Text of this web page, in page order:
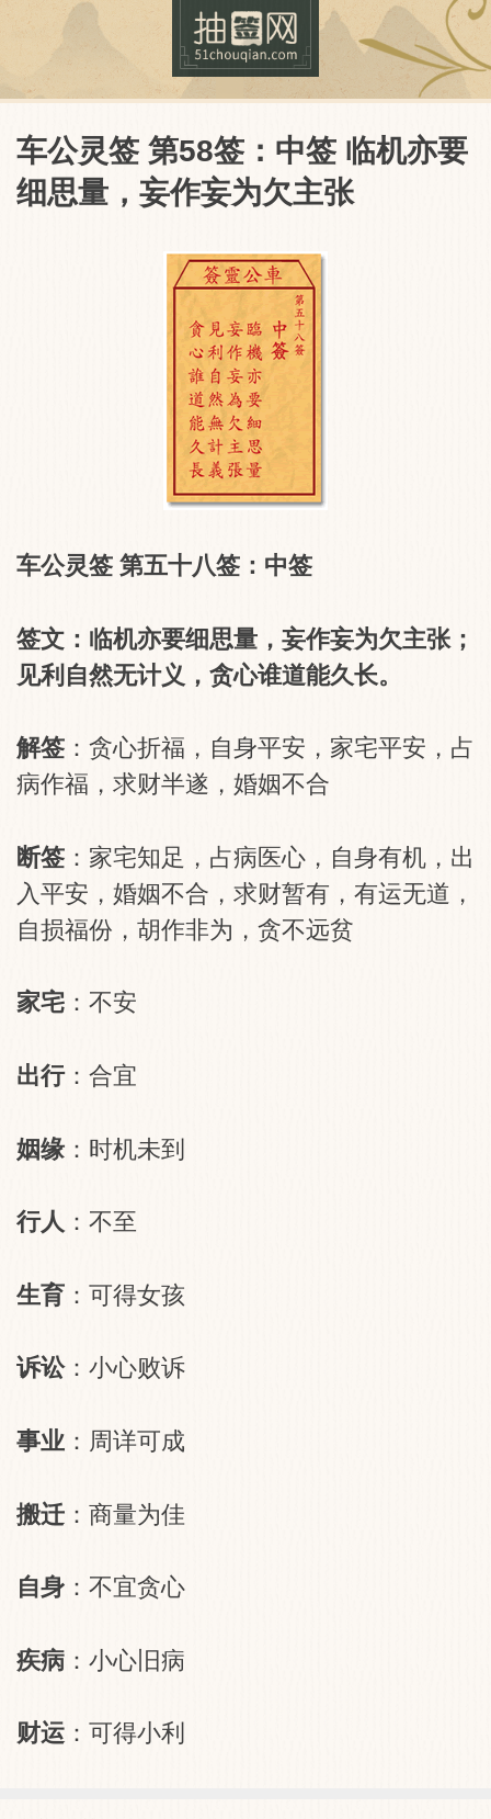
抽签网
车公灵签 第58签：中签 临机亦要
细思量，妄作妄为欠主张
车公灵签 第五十八签：中签
签文：临机亦要细思量，妄作妄为欠主张；
见利自然无计义，贪心谁道能久长。
解签：贪心折福，自身平安，家宅平安，占
病作福，求财半遂，婚姻不合
断签：家宅知足，占病医心，自身有机，出
入平安，婚姻不合，求财暂有，有运无道，
自损福份，胡作非为，贪不远贫
家宅：不安
出行：合宜
姻缘：时机未到
行人 ：不至
生育：可得女孩
诉讼：小心败诉
事业：周详可成
搬迁：商量为佳
自身：不宜贪心
疾病：小心旧病
财运：可得小利